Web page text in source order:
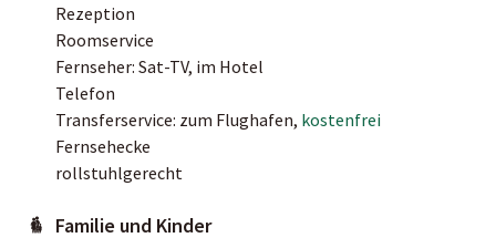
Rezeption
Roomservice
Fernseher: Sat-TV, im Hotel
Telefon
Transferservice: zum Flughafen, kostenfrei
Fernsehecke
rollstuhlgerecht
Familie und Kinder